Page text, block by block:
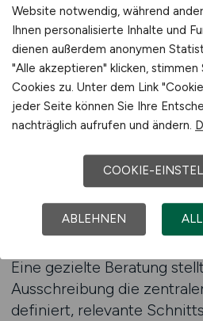
Eine professionelle
Veröffentlichung hilft
Elemente der Rolle
herauszuarbeiten und
ein realistisches Bild zu
im digitalen Servicebereich
digitale Entwicklung
Projekte umgesetzt werden
technologischen
bestehen.
Eine gezielte Beratung
Ausschreibung die
definiert, relevante
Website notwendig, während
Ihnen personalisierte Inhalte und
dienen außerdem anonymen
"Alle akzeptieren" klicken,
Cookies zu. Unter dem Link
jeder Seite können Sie Ihre
nachträglich aufrufen und ändern.
COOKIE-
ABLEHNEN